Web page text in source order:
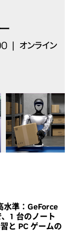
水準：GeForce
1 台のノート
と PC ゲームの